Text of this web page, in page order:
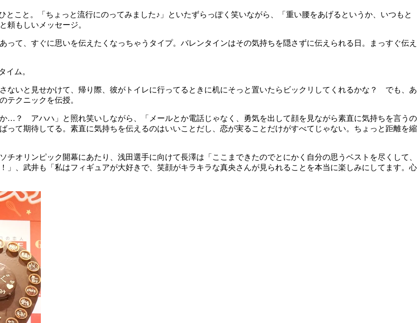
こと。「ちょっと流行にのってみました♪」といたずらっぽく笑いながら、「重い腰をあげるというか、いつもと
頼もしいメッセージ。
て、すぐに思いを伝えたくなっちゃうタイプ。バレンタインはその気持ちを隠さずに伝えられる日。まっすぐ伝え
イム。
ないと見せかけて、帰り際、彼がトイレに行ってるときに机にそっと置いたらビックリしてくれるかな？ でも、あ
テクニックを伝授。
…？ アハハ」と照れ笑いしながら、「メールとか電話じゃなく、勇気を出して顔を見ながら素直に気持ちを言うの
って期待してる。素直に気持ちを伝えるのはいいことだし、恋が実ることだけがすべてじゃない。ちょっと距離を縮
オリンピック開幕にあたり、浅田選手に向けて長澤は「ここまできたのでとにかく自分の思うベストを尽くして、
」、武井も「私はフィギュアが大好きで、笑顔がキラキラな真央さんが見られることを本当に楽しみにしてます。心